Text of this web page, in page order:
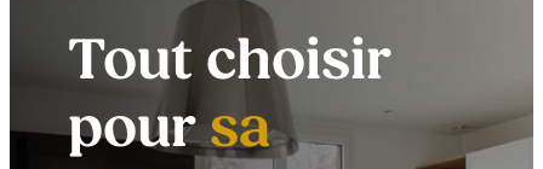
Tout choisir
poursa